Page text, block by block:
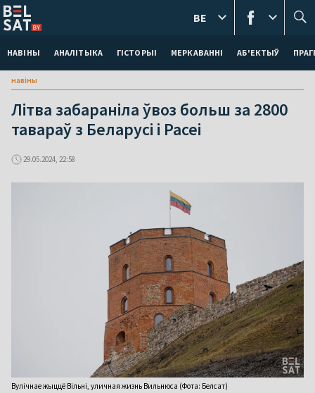
НАВІНЫ АНАЛІТЫКА ГІСТОРЫІ МЕРКАВАННI АБ'ЕКТЫЎ
BE
навіны
Літва забараніла ўвоз больш за 2800
тавараў з Беларусі і Расеі
29.05.2024, 22:58
Вулічнае жыццё Вільні, уличная жизнь Вильнюса (Фота: Белсат)